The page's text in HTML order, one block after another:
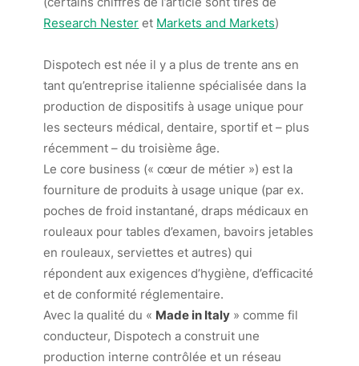
Research Nester et Markets and Markets)
Dispotech est née il y a plus de trente ans en
tant qu’entreprise italienne spécialisée dans la
production de dispositifs à usage unique pour
les secteurs médical, dentaire, sportif et – plus
récemment – du troisième âge.
Le core business (« cœur de métier ») est la
fourniture de produits à usage unique (par ex.
poches de froid instantané, draps médicaux en
rouleaux pour tables d’examen, bavoirs jetables
en rouleaux, serviettes et autres) qui
répondent aux exigences d’hygiène, d’efficacité
et de conformité réglementaire.
Avec la qualité du « Made in Italy » comme fil
conducteur, Dispotech a construit une
production interne contrôlée et un réseau